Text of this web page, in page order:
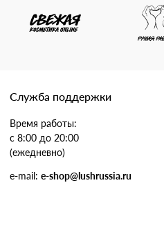
Служба поддержки
Время работы:
с 8:00 до 20:00
(ежедневно)
e-mail: e-shop@lushrussia.ru